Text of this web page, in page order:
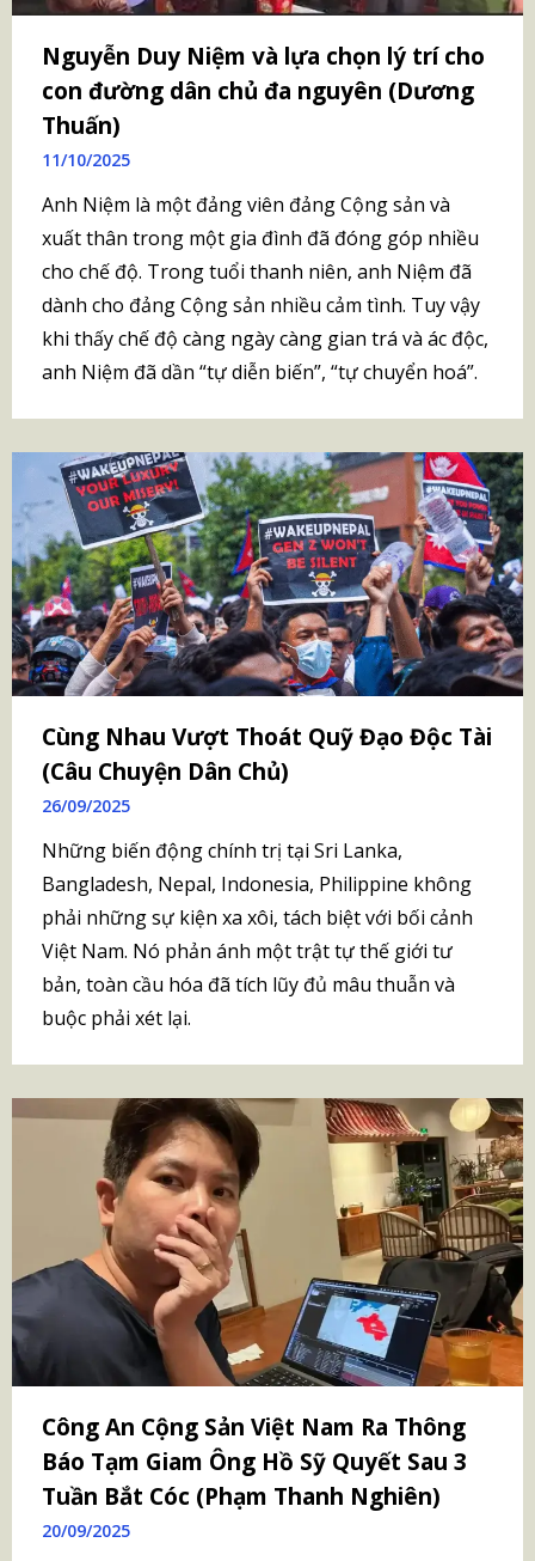
Nguyễn Duy Niệm và lựa chọn lý trí cho
con đường dân chủ đa nguyên (Dương
Thuấn)
11/10/2025
Anh Niệm là một đảng viên đảng Cộng sản và
xuất thân trong một gia đình đã đóng góp nhiều
cho chế độ. Trong tuổi thanh niên, anh Niệm đã
dành cho đảng Cộng sản nhiều cảm tình. Tuy vậy
khi thấy chế độ càng ngày càng gian trá và ác độc,
anh Niệm đã dần “tự diễn biến”, “tự chuyển hoá”.
Cùng Nhau Vượt Thoát Quỹ Đạo Độc Tài
(Câu Chuyện Dân Chủ)
26/09/2025
Những biến động chính trị tại Sri Lanka,
Bangladesh, Nepal, Indonesia, Philippine không
phải những sự kiện xa xôi, tách biệt với bối cảnh
Việt Nam. Nó phản ánh một trật tự thế giới tư
bản, toàn cầu hóa đã tích lũy đủ mâu thuẫn và
buộc phải xét lại.
Công An Cộng Sản Việt Nam Ra Thông
Báo Tạm Giam Ông Hồ Sỹ Quyết Sau 3
Tuần Bắt Cóc (Phạm Thanh Nghiên)
20/09/2025